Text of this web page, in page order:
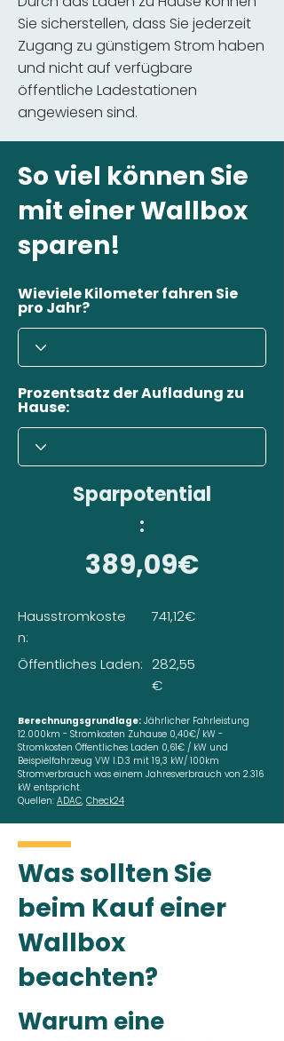
Sie sicherstellen, dass Sie jederzeit
Zugang zu günstigem Strom haben
und nicht auf verfügbare
öffentliche Ladestationen
angewiesen sind.
So viel können Sie
mit einer Wallbox
sparen!
Wieviele Kilometer fahren Sie
pro Jahr?
Prozentsatz der Aufladung zu
Hause:
Sparpotential
:
389,09€
Hausstromkoste
n:
Öffentliches Laden:
741,12€
282,55
€
Berechnungsgrundlage: Jährlicher Fahrleistung
12.000km - Stromkosten Zuhause 0,40€/ kW -
Stromkosten Öffentliches Laden 0,61€ / kW und
Beispielfahrzeug VW I.D.3 mit 19,3 kW/ 100km
Stromverbrauch was einem Jahresverbrauch von 2.316
kW entspricht.
Quellen: ADAC, Check24
Was sollten Sie
beim Kauf einer
Wallbox
beachten?
Warum eine